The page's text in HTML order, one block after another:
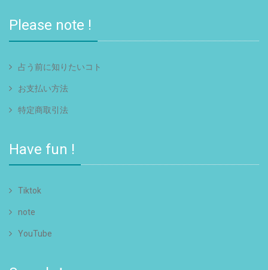
Please note !
占う前に知りたいコト
お支払い方法
特定商取引法
Have fun !
Tiktok
note
YouTube